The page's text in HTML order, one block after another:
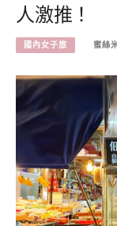
人激推！
國內女子旅 蜜絲